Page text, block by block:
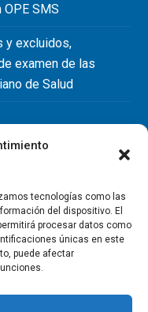
tecnologías como las
del dispositivo. El
procesar datos como
únicas en este
puede afectar
SMS
y excluidos,
examen de las
de Salud